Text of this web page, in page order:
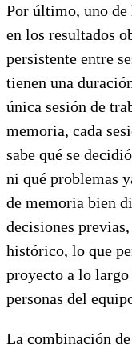
Por último, uno
en los resultados
persistente entre
tienen una
única sesión de
memoria, cada
sabe qué se
ni qué problemas
de memoria bien
decisiones
histórico, lo que
proyecto a lo
personas del
La combinación